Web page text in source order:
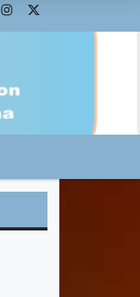
3571569969